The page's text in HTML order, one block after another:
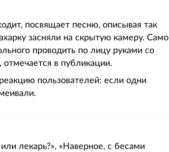
посвящает песню, описывая так
засняли на скрытую камеру. Само
проводить по лицу руками со
в публикации.
пользователей: если одни
лекарь?», «Наверное, с бесами